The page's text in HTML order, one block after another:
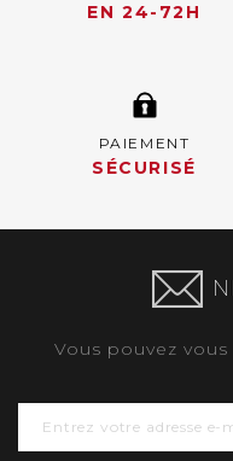
EN 24-72H
PAIEMENT
SÉCURISÉ
Vous pouvez